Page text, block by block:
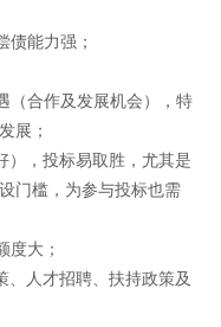
能力强；
合作及发展机会），特
展；
，投标易取胜，尤其是
门槛，为参与投标也需
大；
人才招聘、扶持政策及